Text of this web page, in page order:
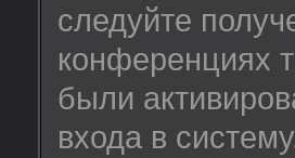
следуйте
конференциях
были
входа в